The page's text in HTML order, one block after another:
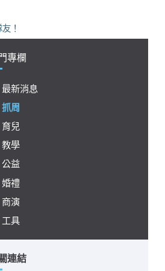
專欄
最新消息
抓周
育兒
教學
公益
婚禮
商演
工具
連結